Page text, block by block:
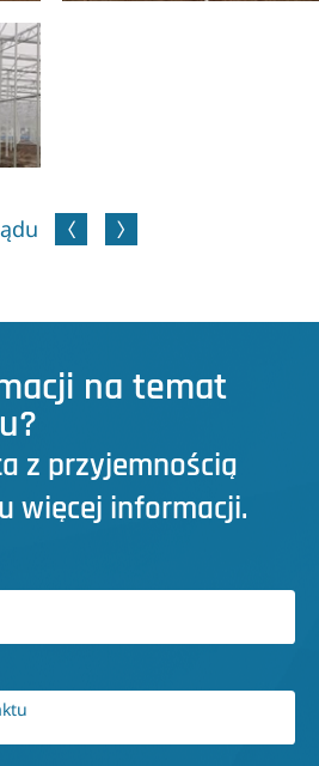
na temat
z przyjemnością
więcej informacji.